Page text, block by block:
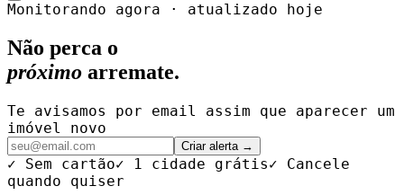
Monitorando agora · atualizado hoje
Não perca o
próximo arremate.
Te avisamos por email assim que aparecer um
imóvel novo
Criar alerta →
✓ Sem cartão✓ 1 cidade grátis✓ Cancele
quando quiser